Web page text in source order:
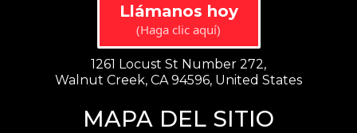
Llámanos hoy
(Haga clic aquí)
1261 Locust St Number 272,
Walnut Creek, CA 94596, United States
MAPA DEL SITIO